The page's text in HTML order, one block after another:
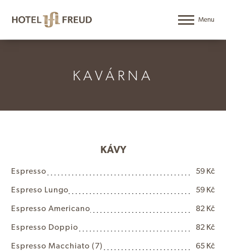
KAVÁRNA
KÁVY
Espresso
59 Kč
Espreso Lungo
59 Kč
Espresso Americano
82 Kč
Espresso Doppio
82 Kč
Espresso Macchiato (7)
65 Kč